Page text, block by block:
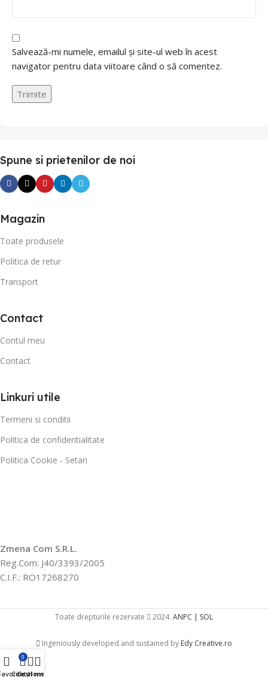
Salvează-mi numele, emailul și site-ul web în acest
navigator pentru data viitoare când o să comentez.
Spune si prietenilor de noi
Magazin
Toate produsele
Politica de retur
Transport
Contact
Contul meu
Contact
Linkuri utile
Termeni si conditii
Politica de confidentialitate
Politica Cookie - Setari
Zmena Com S.R.L.
Reg.Com: J40/3393/2005
C.I.F.: RO17268270
Toate drepturile rezervate 2024. ANPC | SOL
Ingeniously developed and sustained by Edy Creative.ro
0
Coș
Contul meu
Home